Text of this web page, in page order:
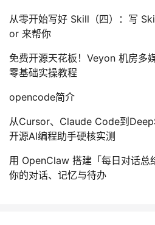
从零开始写好 Skill（四）：写
or 来帮你
免费开源天花板！Veyon 机房多
零基础实操教程
opencode简介
从Cursor、Claude Code到
开源AI编程助手硬核实测
用 OpenClaw 搭建「每日对话总
你的对话、记忆与待办